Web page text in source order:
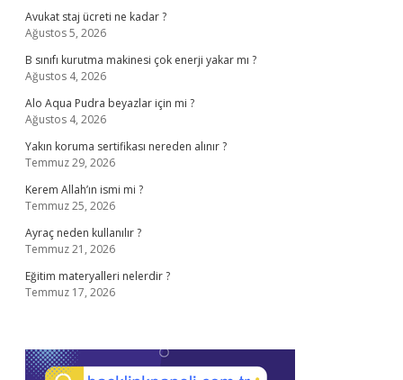
Avukat staj ücreti ne kadar ?
Ağustos 5, 2026
B sınıfı kurutma makinesi çok enerji yakar mı ?
Ağustos 4, 2026
Alo Aqua Pudra beyazlar için mi ?
Ağustos 4, 2026
Yakın koruma sertifikası nereden alınır ?
Temmuz 29, 2026
Kerem Allah’ın ismi mi ?
Temmuz 25, 2026
Ayraç neden kullanılır ?
Temmuz 21, 2026
Eğitim materyalleri nelerdir ?
Temmuz 17, 2026